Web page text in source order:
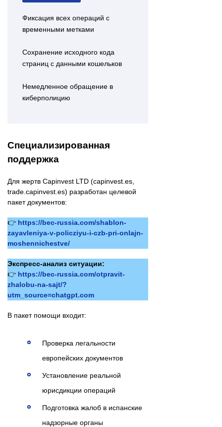
Фиксация всех операций с
временными метками
Сохранение исходного кода
страниц с данными кошельков
Немедленное обращение в
киберполицию
Специализированная
поддержка
Для жертв Capinvest LTD (capinvest.es,
trade.capinvest.es) разработан целевой
пакет документов:
👉 https://bec-russia.com/shablon-
zayavleniya-v-policziyu-i-czb-pri-onlajn-
moshennichestve/
Экспресс-анализ ситуации:
👉 https://bec-russia.com/otpravit-
zhalobu-na-sajt/?
utm_source=chatgpt.com
В пакет помощи входит:
Проверка легальности
европейских документов
Установление реальной
юрисдикции операций
Подготовка жалоб в испанские
надзорные органы